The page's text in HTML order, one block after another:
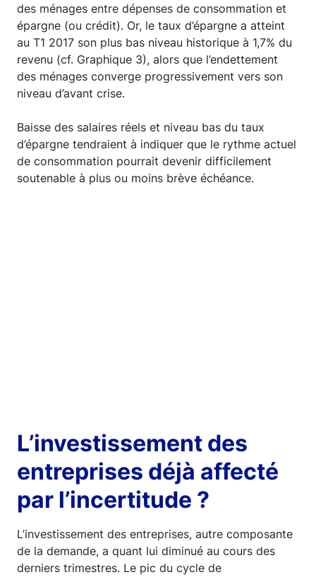
des ménages entre dépenses de consommation et
épargne (ou crédit). Or, le taux d’épargne a atteint
au T1 2017 son plus bas niveau historique à 1,7% du
revenu (cf. Graphique 3), alors que l’endettement
des ménages converge progressivement vers son
niveau d’avant crise.
Baisse des salaires réels et niveau bas du taux
d’épargne tendraient à indiquer que le rythme actuel
de consommation pourrait devenir difficilement
soutenable à plus ou moins brève échéance.
L’investissement des
entreprises déjà affecté
par l’incertitude ?
L’investissement des entreprises, autre composante
de la demande, a quant lui diminué au cours des
derniers trimestres. Le pic du cycle de